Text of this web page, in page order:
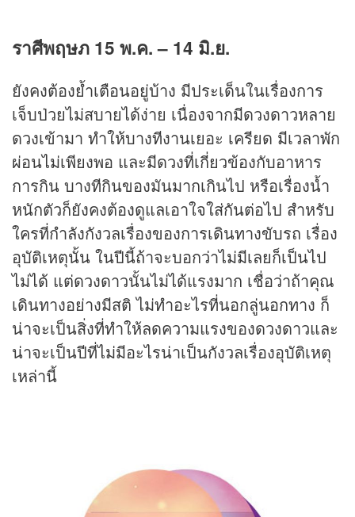
ราศีพฤษภ 15 พ.ค.– 14 มิ.ย.
ยังคงต้องย้ำเตือนอยู่บ้าง มีประเด็นในเรื่องการ
เจ็บป่วยไม่สบายได้ง่าย เนื่องจากมีดวงดาวหลาย
ดวงเข้ามา ทำให้บางทีงานเยอะ เครียด มีเวลาพัก
ผ่อนไม่เพียงพอ และมีดวงที่เกี่ยวข้องกับอาหาร
การกิน บางทีกินของมันมากเกินไป หรือเรื่องน้ำ
หนักตัวก็ยังคงต้องดูแลเอาใจใส่กันต่อไป สำหรับ
ใครที่กำลังกังวลเรื่องของการเดินทางขับรถ เรื่อง
อุบัติเหตุนั้น ในปีนี้ถ้าจะบอกว่าไม่มีเลยก็เป็นไป
ไม่ได้ แต่ดวงดาวนั้นไม่ได้แรงมาก เชื่อว่าถ้าคุณ
เดินทางอย่างมีสติ ไม่ทำอะไรที่นอกลู่นอกทาง ก็
น่าจะเป็นสิ่งที่ทำให้ลดความแรงของดวงดาวและ
น่าจะเป็นปีที่ไม่มีอะไรน่าเป็นกังวลเรื่องอุบัติเหตุ
เหล่านี้